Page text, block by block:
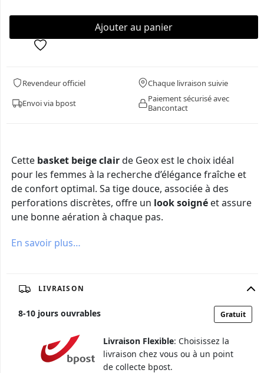
Revendeur officiel
Chaque livraison suivie
Envoi via bpost
Paiement sécurisé avec
Bancontact
Cette basket beige clairde Geox est le choix idéal
pour les femmes à la recherche d’élégance fraîche et
de confort optimal. Sa tige douce, associée à des
perforations discrètes, offre un look soigné et assure
une bonne aération à chaque pas.
En savoir plus…
LIVRAISON
8-10 jours ouvrables Gratuit
Livraison Flexible: Choisissez la
livraison chez vous ou à un point
de collecte bpost.